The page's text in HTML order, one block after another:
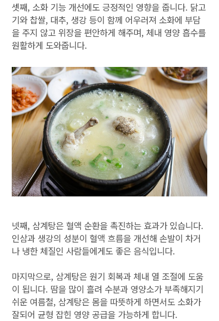
셋째, 소화 기능 개선에도 긍정적인 영향을 줍니다. 닭고
기와 찹쌀, 대추, 생강 등이 함께 어우러져 소화에 부담
을 주지 않고 위장을 편안하게 해주며, 체내 영양 흡수를
원활하게 도와줍니다.
넷째, 삼계탕은 혈액 순환을 촉진하는 효과가 있습니다.
인삼과 생강의 성분이 혈액 흐름을 개선해 손발이 차거
나 냉한 체질인 사람들에게도 좋은 음식입니다.
마지막으로, 삼계탕은 원기 회복과 체내 열 조절에 도움
이 됩니다. 땀을 많이 흘려 수분과 영양소가 부족해지기
쉬운 여름철, 삼계탕은 몸을 따뜻하게 하면서도 소화가
잘되어 균형 잡힌 영양 공급을 가능하게 합니다.